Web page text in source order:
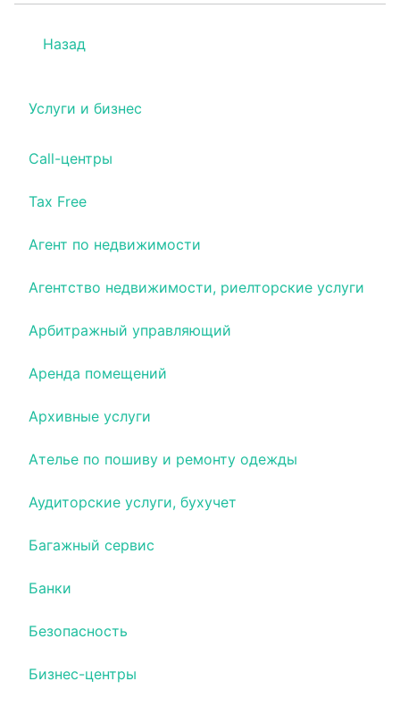
Назад
Услуги и бизнес
Call-центры
Tax Free
Агент по недвижимости
Агентство недвижимости, риелторские услуги
Арбитражный управляющий
Аренда помещений
Архивные услуги
Ателье по пошиву и ремонту одежды
Аудиторские услуги, бухучет
Багажный сервис
Банки
Безопасность
Бизнес-центры